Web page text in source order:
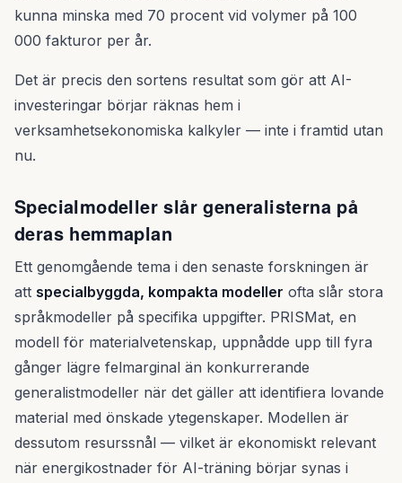
kunna minska med 70 procent vid volymer på 100
000 fakturor per år.
Det är precis den sortens resultat som gör att AI-
investeringar börjar räknas hem i
verksamhetsekonomiska kalkyler — inte i framtid utan
nu.
Specialmodeller slår generalisterna på
deras hemmaplan
Ett genomgående tema i den senaste forskningen är
att specialbyggda, kompakta modeller ofta slår stora
språkmodeller på specifika uppgifter. PRISMat, en
modell för materialvetenskap, uppnådde upp till fyra
gånger lägre felmarginal än konkurrerande
generalistmodeller när det gäller att identifiera lovande
material med önskade ytegenskaper. Modellen är
dessutom resurssnål — vilket är ekonomiskt relevant
när energikostnader för AI-träning börjar synas i